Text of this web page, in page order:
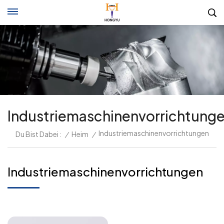
Du Bist Dabei : / Heim / Industriemaschinenvorrichtungen
Industriemaschinenvorrichtungen